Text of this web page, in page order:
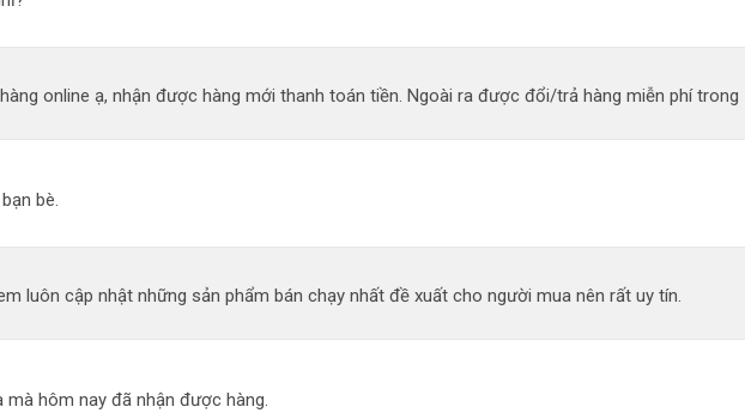
online ạ, nhận được hàng mới thanh toán tiền. Ngoài ra được đổi/trả hàng miễn phí trong
bè.
luôn cập nhật những sản phẩm bán chạy nhất đề xuất cho người mua nên rất uy tín.
hôm nay đã nhận được hàng.